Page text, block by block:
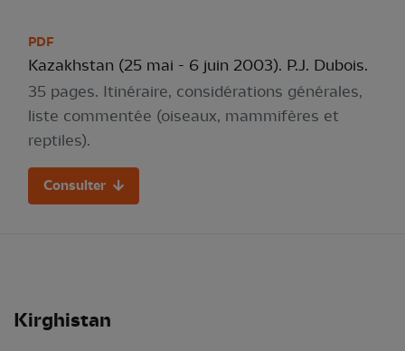
PDF
Kazakhstan (25 mai - 6 juin 2003). P.J. Dubois.
35 pages. Itinéraire, considérations générales,
liste commentée (oiseaux, mammifères et
reptiles).
Consulter
Kirghistan